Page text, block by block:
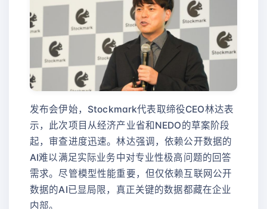
发布会伊始，Stockmark代表取缔役CEO林达表
示，此次项目从经济产业省和NEDO的草案阶段
起，审查进度迅速。林达强调，依赖公开数据的
AI难以满足实际业务中对专业性极高问题的回答
需求。尽管模型性能重要，但仅依赖互联网公开
数据的AI已显局限，真正关键的数据都藏在企业
内部。